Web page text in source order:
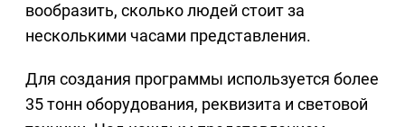
вообразить, сколько людей стоит за
несколькими часами представления.
Для создания программы используется более
35 тонн оборудования, реквизита и световой